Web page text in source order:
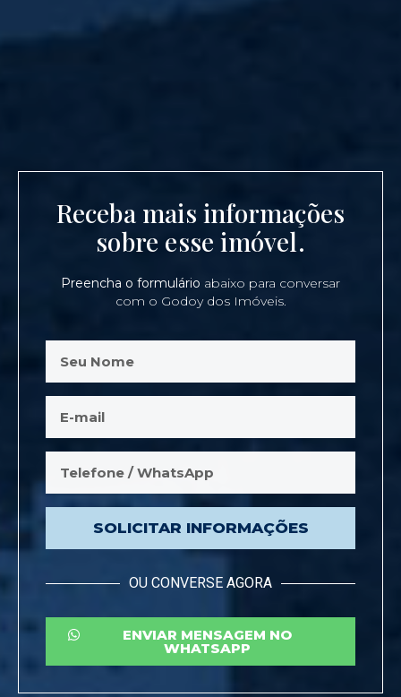
Receba mais informações
sobre esse imóvel.
Preencha o formulário abaixo para conversar
com o Godoy dos Imóveis.
SOLICITAR INFORMAÇÕES
OU CONVERSE AGORA
ENVIAR MENSAGEM NO
WHATSAPP